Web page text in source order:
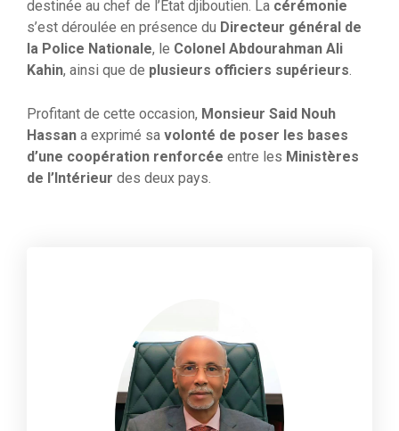
destinée au chef de l’État djiboutien. La cérémonie
s’est déroulée en présence du Directeur général de
la Police Nationale, le Colonel Abdourahman Ali
Kahin, ainsi que de plusieurs officiers supérieurs.
Profitant de cette occasion, Monsieur Said Nouh
Hassan a exprimé sa volonté de poser les bases
d’une coopération renforcée entre les Ministères
de l’Intérieur des deux pays.